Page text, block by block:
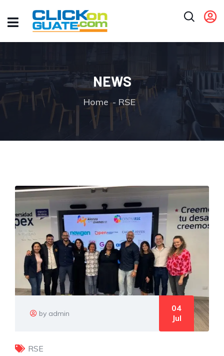
NEWS
Home RSE
by admin
04
Jul
RSE